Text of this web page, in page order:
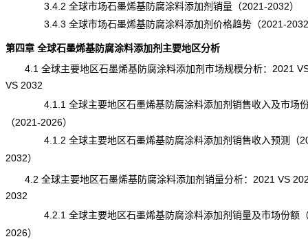
3.4.2 全球市场石墨烯基防腐涂料添加剂销量（2021-2032）
3.4.3 全球市场石墨烯基防腐涂料添加剂价格趋势（2021-
第四章 全球石墨烯基防腐涂料添加剂主要地区分析
4.1 全球主要地区石墨烯基防腐涂料添加剂市场规模分析：2021
VS 2032
4.1.1 全球主要地区石墨烯基防腐涂料添加剂销售收入及市场
（2021-2026）
4.1.2 全球主要地区石墨烯基防腐涂料添加剂销售收入预测（
2032）
4.2 全球主要地区石墨烯基防腐涂料添加剂销量分析：2021 VS
2032
4.2.1 全球主要地区石墨烯基防腐涂料添加剂销量及市场份额
2026）